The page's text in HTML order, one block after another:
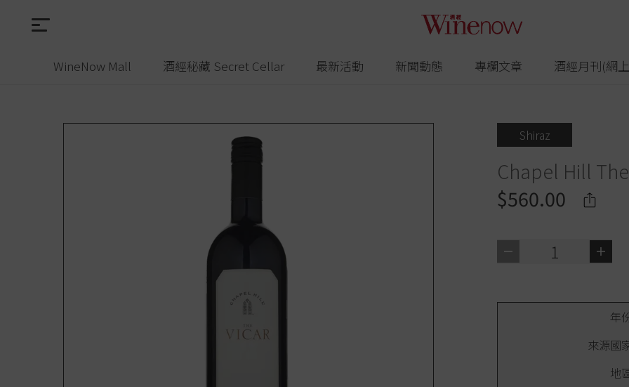
WineNow Mall 酒經秘藏 Secret Cellar 最新活動 新聞動態 專欄文章 酒經月刊(網
Shiraz
Chapel Hill
$560.00
1
年
來源國
地